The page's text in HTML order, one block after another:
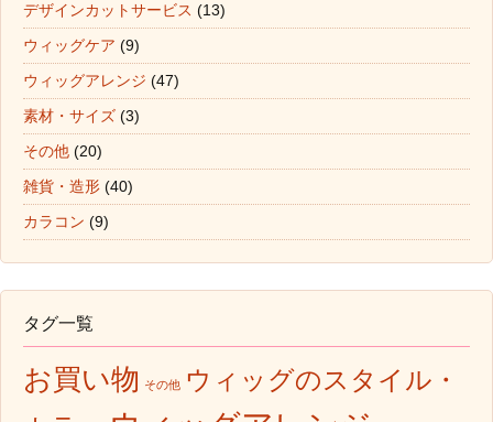
デザインカットサービス (13)
ウィッグケア (9)
ウィッグアレンジ (47)
素材・サイズ (3)
その他 (20)
雑貨・造形 (40)
カラコン (9)
タグ一覧
お買い物 その他 ウィッグのスタイル・